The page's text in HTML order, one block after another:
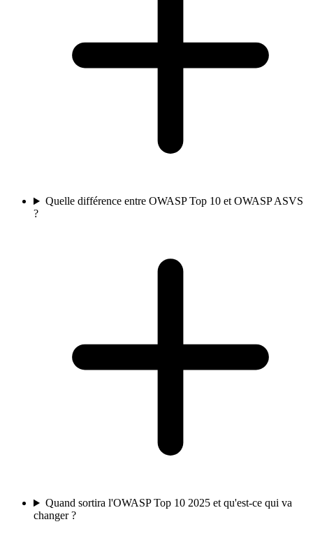
Quelle différence entre OWASP Top 10 et OWASP ASVS
?
Quand sortira l'OWASP Top 10 2025 et qu'est-ce qui va
changer ?